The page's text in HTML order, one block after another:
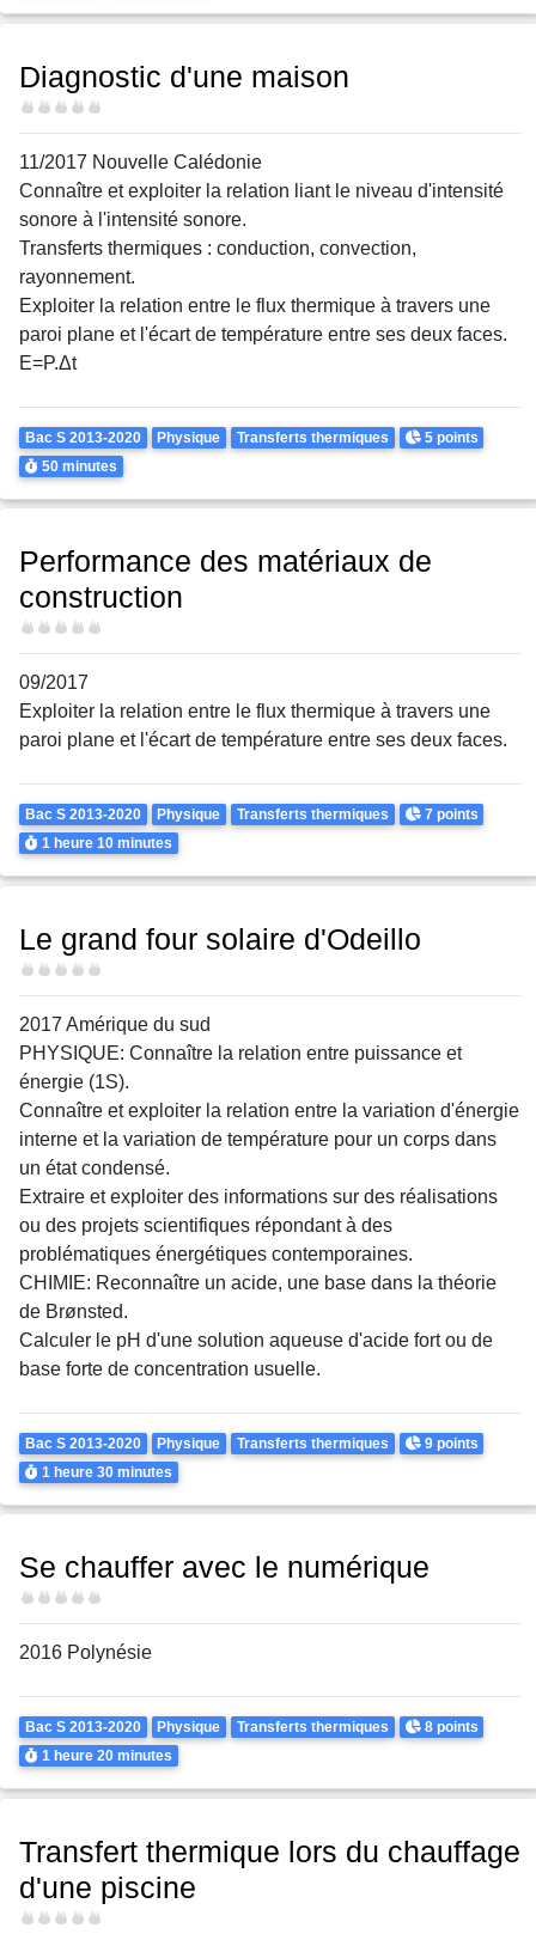
Diagnostic d'une maison
Difficulté
11/2017 Nouvelle Calédonie
Connaître et exploiter la relation liant le niveau d'intensité
sonore à l'intensité sonore.
Transferts thermiques : conduction, convection,
rayonnement.
Exploiter la relation entre le flux thermique à travers une
paroi plane et l'écart de température entre ses deux faces.
E=P.Δt
Theme
Bac S 2013-2020 Physique Transferts thermiques Points
5 points
Durée
50 minutes
Performance des matériaux de
construction
Difficulté
09/2017
Exploiter la relation entre le flux thermique à travers une
paroi plane et l'écart de température entre ses deux faces.
Theme
Bac S 2013-2020 Physique Transferts thermiques Points
7 points
Durée
1 heure 10 minutes
Le grand four solaire d'Odeillo
Difficulté
2017 Amérique du sud
PHYSIQUE: Connaître la relation entre puissance et
énergie (1S).
Connaître et exploiter la relation entre la variation d'énergie
interne et la variation de température pour un corps dans
un état condensé.
Extraire et exploiter des informations sur des réalisations
ou des projets scientifiques répondant à des
problématiques énergétiques contemporaines.
CHIMIE: Reconnaître un acide, une base dans la théorie
de Brønsted.
Calculer le pH d'une solution aqueuse d'acide fort ou de
base forte de concentration usuelle.
Theme
Bac S 2013-2020 Physique Transferts thermiques Points
9 points
Durée
1 heure 30 minutes
Se chauffer avec le numérique
Difficulté
2016 Polynésie
Theme
Bac S 2013-2020 Physique Transferts thermiques Points
8 points
Durée
1 heure 20 minutes
Transfert thermique lors du chauffage
d'une piscine
Difficulté